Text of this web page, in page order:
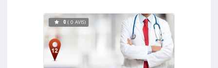
Voir
0 ( 0 AVIS)